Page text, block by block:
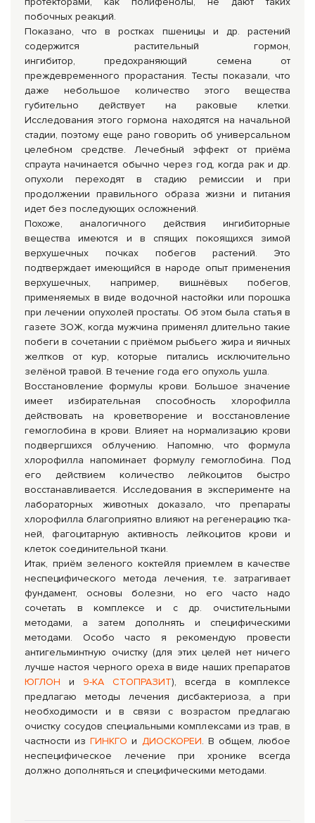
побочных реакций.
Показано, что в ростках пшеницы и др. растений
содержится растительный гормон,
ингибитор, предохраняющий семена от
преждевременного прорастания. Тесты показали, что
даже небольшое количество этого вещества
губительно действует на раковые клетки.
Исследования этого гормона находятся на начальной
стадии, поэтому еще рано говорить об универсальном
целебном средстве. Лечебный эффект от приёма
спраута начинается обычно через год, когда рак и др.
опухоли переходят в стадию ремиссии и при
продолжении правильного образа жизни и питания
идет без последующих осложнений.
Похоже, аналогичного действия ингибиторные
вещества имеются и в спящих покоящихся зимой
верхушечных почках побегов растений. Это
подтверждает имеющийся в народе опыт применения
верхушечных, например, вишнёвых побегов,
применяемых в виде водочной настойки или порошка
при лечении опухолей простаты. Об этом была статья в
газете ЗОЖ, когда мужчина применял длительно такие
побеги в сочетании с приёмом рыбьего жира и яичных
желтков от кур, которые питались исключительно
зелёной травой. В течение года его опухоль ушла.
Восстановление формулы крови. Большое значение
имеет избирательная способность хлорофилла
действовать на кроветворение и восстановление
гемоглобина в крови. Влияет на нормализацию крови
подвергшихся облучению. Напомню, что формула
хлорофилла напоминает формулу гемоглобина. Под
его действием количество лейкоцитов быстро
восстанавливается. Исследования в эксперименте на
лабораторных животных доказало, что препараты
хлорофилла благоприятно влияют на регенерацию тка­
ней, фагоцитарную активность лейкоцитов крови и
клеток соедини­тельной ткани.
Итак, приём зеленого коктейля приемлем в качестве
неспецифического метода лечения, т.е. затрагивает
фундамент, основы болезни, но его часто надо
сочетать в комплексе и с др. очистительными
методами, а затем дополнять и специфическими
методами. Особо часто я рекомендую провести
антигельминтную очистку (для этих целей нет ничего
лучше настоя черного ореха в виде наших препаратов
ЮГЛОН и 9-КА СТОПРАЗИТ), всегда в комплексе
предлагаю методы лечения дисбактериоза, а при
необходимости и в связи с возрастом предлагаю
очистку сосудов специальными комплексами из трав, в
частности изГИНКГО и ДИОСКОРЕИ. В общем, любое
неспецифическое лечение при хронике всегда
должно дополняться и специфическими методами.